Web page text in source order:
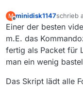
M
Offline
minidisk1147schrieb
zuletzt
Einer der besten
m.E. das
fertig als Packet für
man ein wenig
Das Skript lädt alle